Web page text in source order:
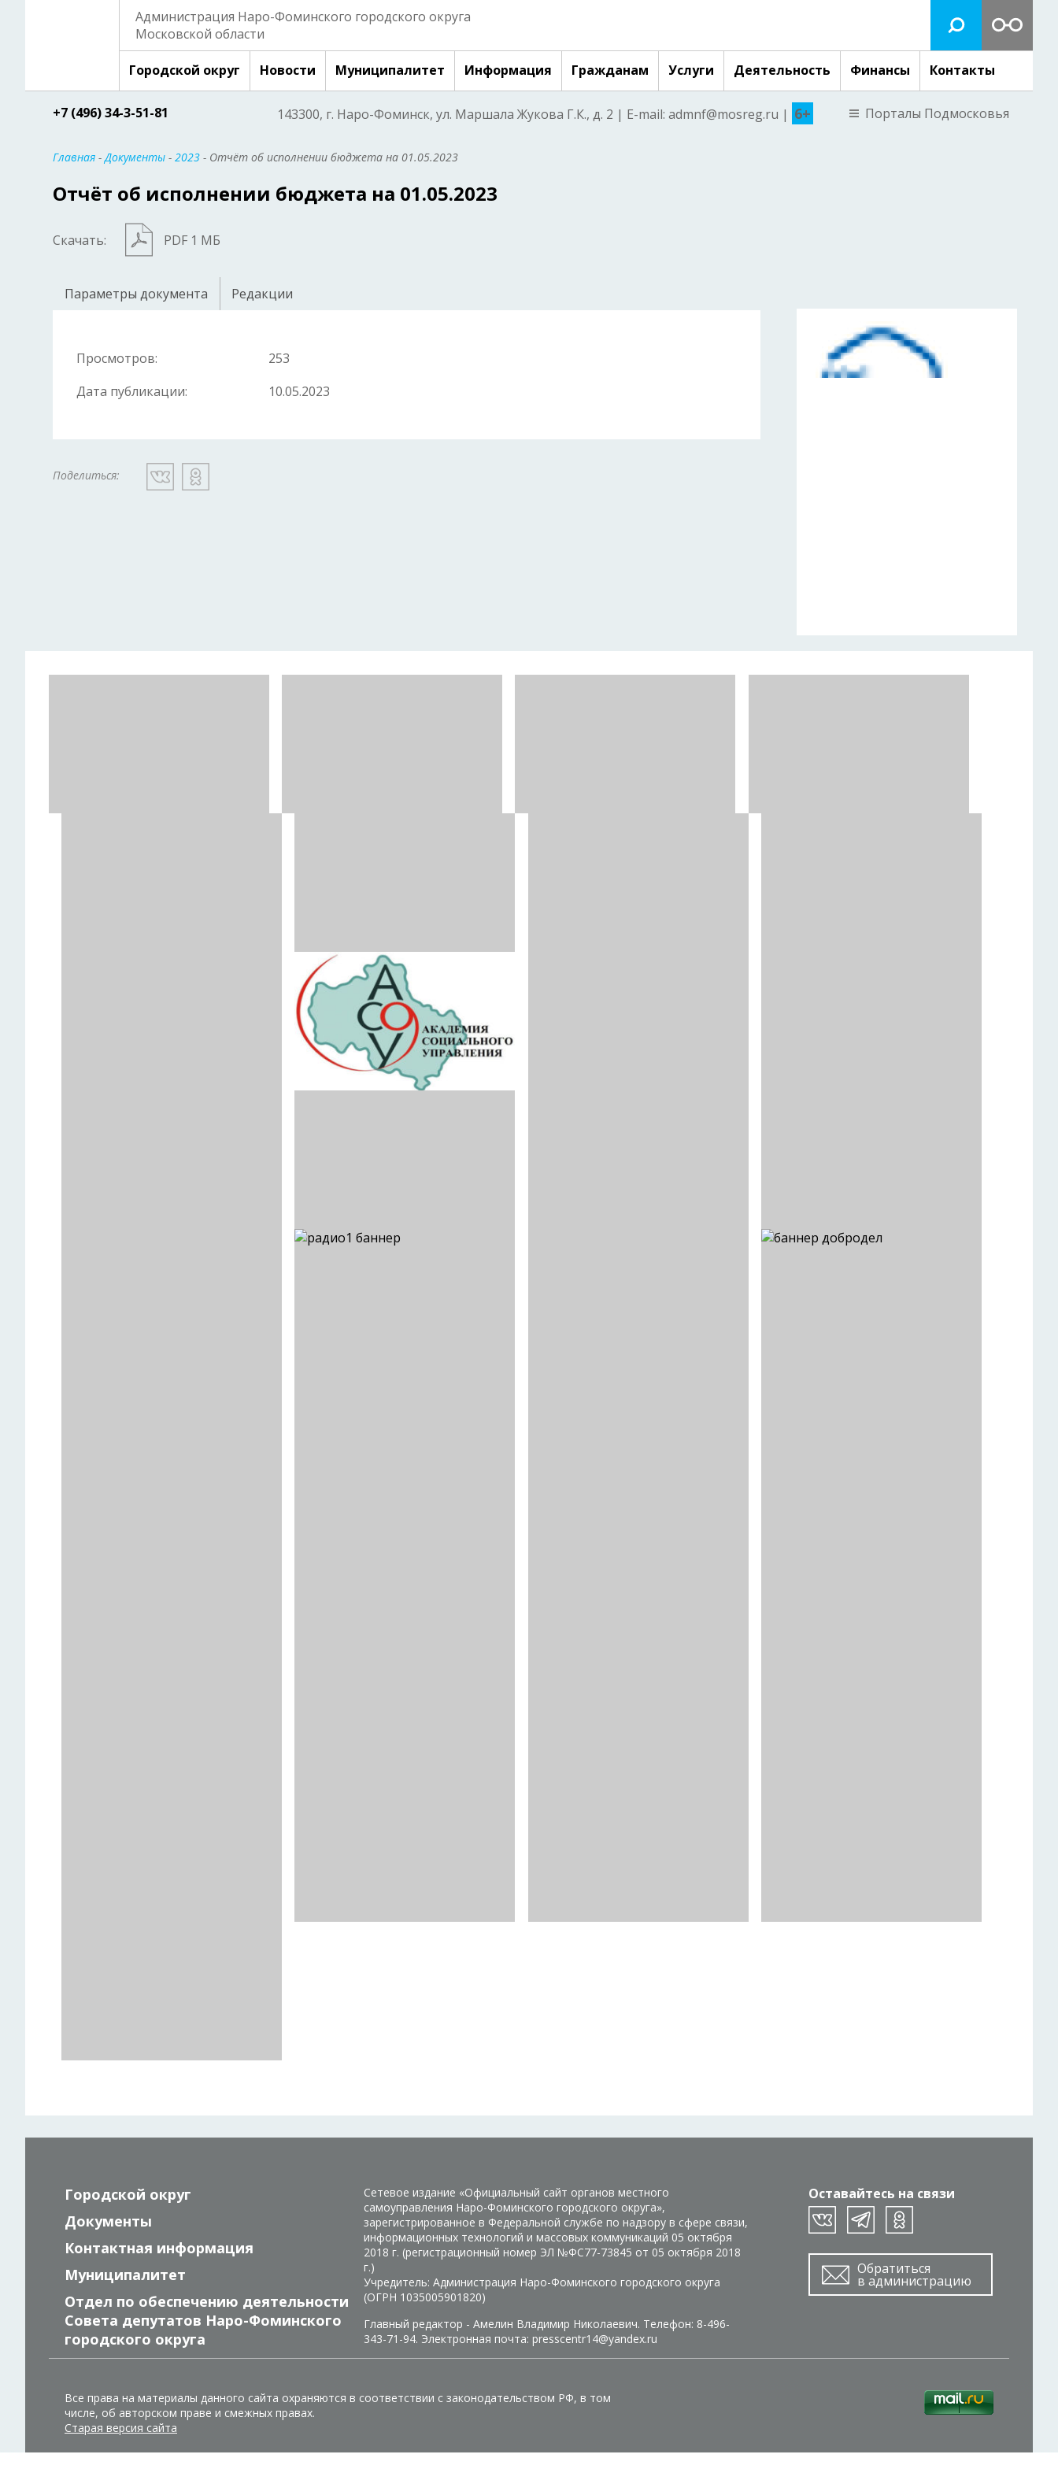
Администрация Наро-Фоминского городского округа
Московской области
Городской округ Новости Муниципалитет Информация Гражданам Услуги Деятельность Финансы Контакты
+7 (496) 34-3-51-81 143300, г. Наро-Фоминск, ул. Маршала Жукова Г.К., д. 2 | E-mail: admnf@mosreg.ru | 6+ Порталы Подмосковья
Главная -Документы - 2023 - Отчёт об исполнении бюджета на 01.05.2023
Отчёт об исполнении бюджета на 01.05.2023
Скачать: PDF 1 МБ
Параметры документа Редакции
Просмотров:
253
Дата публикации:
10.05.2023
Поделиться:
Оставайтесь на связи
Обратиться
в администрацию
Городской округ
Документы
Контактная информация
Муниципалитет
Отдел по обеспечению деятельности
Совета депутатов Наро-Фоминского
городского округа
Сетевое издание «Официальный сайт органов местного
самоуправления Наро-Фоминского городского округа»,
зарегистрированное в Федеральной службе по надзору в сфере связи,
информационных технологий и массовых коммуникаций 05 октября
2018 г. (регистрационный номер ЭЛ №ФС77-73845 от 05 октября 2018
г.)
Учредитель: Администрация Наро-Фоминского городского округа
(ОГРН 1035005901820)
Главный редактор - Амелин Владимир Николаевич. Телефон: 8-496-
343-71-94. Электронная почта: presscentr14@yandex.ru
Все права на материалы данного сайта охраняются в соответствии с законодательством РФ, в том
числе, об авторском праве и смежных правах.
Старая версия сайта